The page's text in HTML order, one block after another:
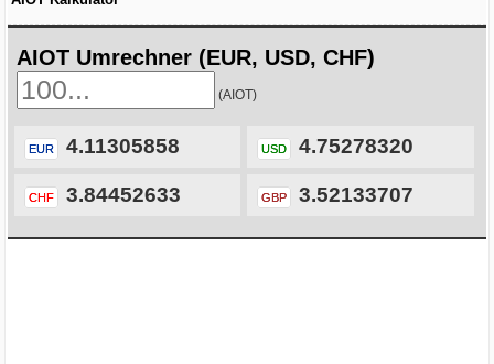
AIOT Umrechner (EUR, USD, CHF)
(AIOT)
EUR 4.11305858 USD 4.75278320
CHF 3.84452633 GBP 3.52133707